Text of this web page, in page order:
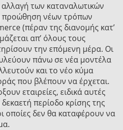
των καταναλωτικών
προώθηση νέων τρόπων
(πέραν της διανομής κατ’
απ’ όλους τους
την επόμενη μέρα. Οι
πάνω σε νέα μοντέλα
και το νέο κύμα
που βλέπουν να έρχεται.
εταιρείες, ειδικά αυτές
περίοδο κρίσης της
οποίες δεν θα καταφέρουν να